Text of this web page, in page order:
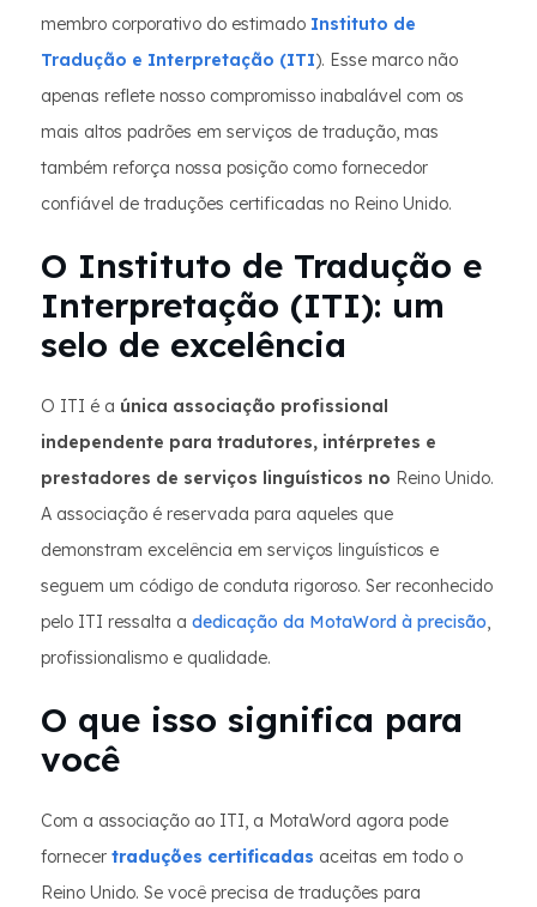
membro corporativo do estimado Instituto de
Tradução e Interpretação (ITI). Esse marco não
apenas reflete nosso compromisso inabalável com os
mais altos padrões em serviços de tradução, mas
também reforça nossa posição como fornecedor
confiável de traduções certificadas no Reino Unido.
O Instituto de Tradução e
Interpretação (ITI): um
selo de excelência
O ITI é a única associação profissional
independente para tradutores, intérpretes e
prestadores de serviços linguísticos no Reino Unido.
A associação é reservada para aqueles que
demonstram excelência em serviços linguísticos e
seguem um código de conduta rigoroso. Ser reconhecido
pelo ITI ressalta a dedicação da MotaWord à precisão,
profissionalismo e qualidade.
O que isso significa para
você
Com a associação ao ITI, a MotaWord agora pode
fornecer traduções certificadas aceitas em todo o
Reino Unido. Se você precisa de traduções para